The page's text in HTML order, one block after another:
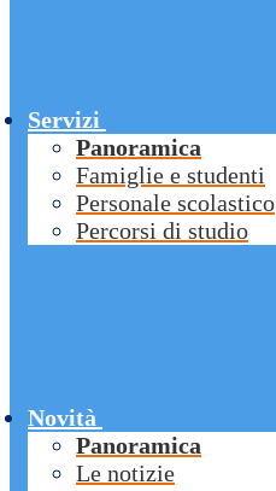
Servizi
Panoramica
Famiglie e studenti
Personale scolastico
Percorsi di studio
Novità
Panoramica
Le notizie